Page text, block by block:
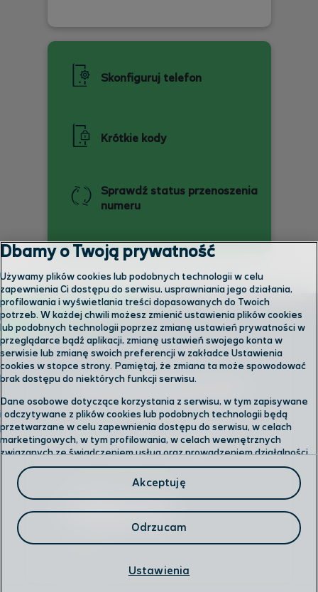
Skonfiguruj telefon
Krótkie kody
Sprawdź status przenoszenia
numeru
Skontaktuj się z nami
Odwiedź nas w salonie
Formularz kontaktowy
Dbamy o Twoją prywatność
Używamy plików cookies lub podobnych technologii w celu
zapewnienia Ci dostępu do serwisu, usprawniania jego działania,
profilowania i wyświetlania treści dopasowanych do Twoich
potrzeb. W każdej chwili możesz zmienić ustawienia plików cookies
lub podobnych technologii poprzez zmianę ustawień prywatności w
przeglądarce bądź aplikacji, zmianę ustawień swojego konta w
serwisie lub zmianę swoich preferencji w zakładce Ustawienia
cookies w stopce strony. Pamiętaj, że zmiana ta może spowodować
brak dostępu do niektórych funkcji serwisu.
Dane osobowe dotyczące korzystania z serwisu, w tym zapisywane
i odczytywane z plików cookies lub podobnych technologii będą
przetwarzane w celu zapewnienia dostępu do serwisu, w celach
marketingowych, w tym profilowania, w celach wewnętrznych
związanych ze świadczeniem usług oraz prowadzeniem działalności
gospodarczej, w tym dowodowych, analitycznych i statystycznych,
wykrywania i eliminowania nadużyć oraz w celu wykonywania
obowiązków wynikających z przepisów prawa. Administratorem
Twoich danych jestPolkomtel sp. z o.o.
Przysługuje Ci prawo do dostępu do danych, ich usunięcia,
ograniczenia przetwarzania, przenoszenia, sprzeciwu, sprostowania
Szczegółowe informacje dotyczące przetwarzania danych oraz
Akceptuję
Odrzucam
Ustawienia